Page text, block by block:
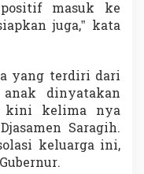
masuk ke
juga,” kata
yang terdiri dari
dinyatakan
kini kelima nya
Saragih.
keluarga ini,